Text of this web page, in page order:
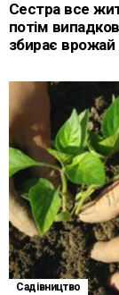
Сестра все
потім
збирає врожай
Садівництво